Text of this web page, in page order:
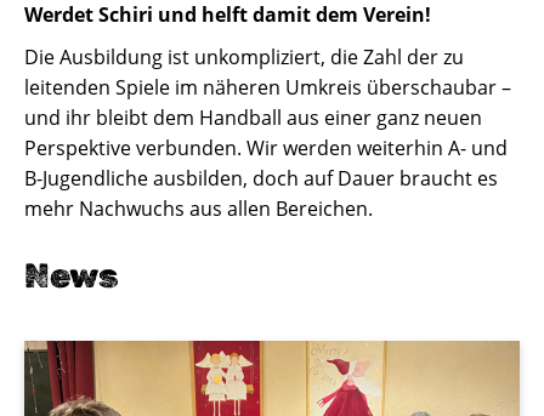
Werdet Schiri und helft damit dem Verein!
Die Ausbildung ist unkompliziert, die Zahl der zu
leitenden Spiele im näheren Umkreis überschaubar –
und ihr bleibt dem Handball aus einer ganz neuen
Perspektive verbunden. Wir werden weiterhin A- und
B-Jugendliche ausbilden, doch auf Dauer braucht es
mehr Nachwuchs aus allen Bereichen.
News